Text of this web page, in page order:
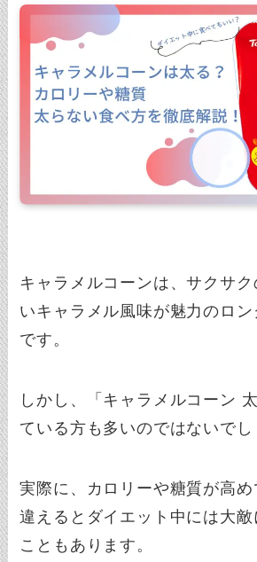
キャラメルコーンは、サクサ
いキャラメル風味が魅力のロ
です。
しかし、「キャラメルコーン
ている方も多いのではないでし
実際に、カロリーや糖質が高
違えるとダイエット中には大敵
こともあります。